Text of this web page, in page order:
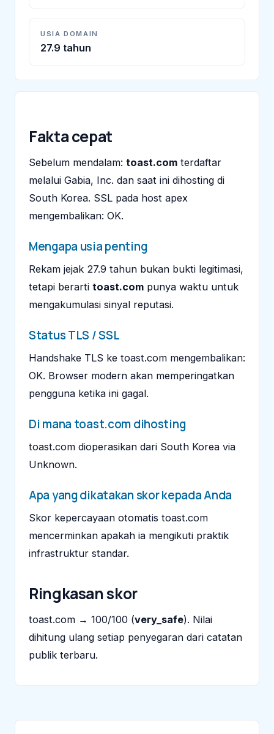
USIA DOMAIN
27.9 tahun
Fakta cepat
Sebelum mendalam: toast.com terdaftar
melalui Gabia, Inc. dan saat ini dihosting di
South Korea. SSL pada host apex
mengembalikan: OK.
Mengapa usia penting
Rekam jejak 27.9 tahun bukan bukti legitimasi,
tetapi berarti toast.com punya waktu untuk
mengakumulasi sinyal reputasi.
Status TLS / SSL
Handshake TLS ke toast.com mengembalikan:
OK. Browser modern akan memperingatkan
pengguna ketika ini gagal.
Di mana toast.com dihosting
toast.com dioperasikan dari South Korea via
Unknown.
Apa yang dikatakan skor kepada Anda
Skor kepercayaan otomatis toast.com
mencerminkan apakah ia mengikuti praktik
infrastruktur standar.
Ringkasan skor
toast.com → 100/100 (very_safe). Nilai
dihitung ulang setiap penyegaran dari catatan
publik terbaru.